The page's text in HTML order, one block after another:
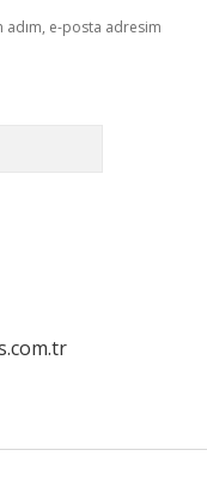
adım, e-posta adresim